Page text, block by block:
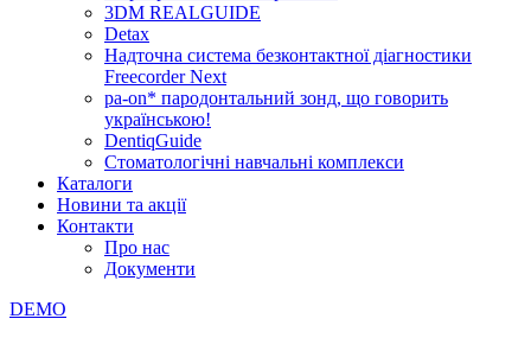
3DM REALGUIDE
Detax
Надточна система безконтактної діагностики
Freecorder Next
pa-on* пародонтальний зонд, що говорить
українською!
DentiqGuide
Стоматологічні навчальні комплекси
Каталоги
Новини та акції
Контакти
Про нас
Документи
DEMO